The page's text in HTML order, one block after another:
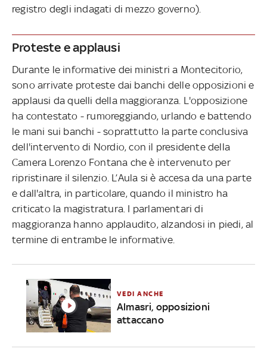
registro degli indagati di mezzo governo).
Proteste e applausi
Durante le informative dei ministri a Montecitorio,
sono arrivate proteste dai banchi delle opposizioni e
applausi da quelli della maggioranza. L'opposizione
ha contestato - rumoreggiando, urlando e battendo
le mani sui banchi - soprattutto la parte conclusiva
dell'intervento di Nordio, con il presidente della
Camera Lorenzo Fontana che è intervenuto per
ripristinare il silenzio. L’Aula si è accesa da una parte
e dall'altra, in particolare, quando il ministro ha
criticato la magistratura. I parlamentari di
maggioranza hanno applaudito, alzandosi in piedi, al
termine di entrambe le informative.
VEDI ANCHE
Almasri, opposizioni
attaccano